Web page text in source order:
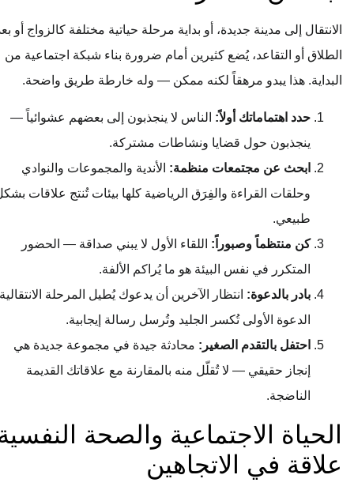
الانتقال إلى مدينة جديدة، أو بداية مرحلة حياتية مختلفة كالزواج أو بعد
الطلاق أو التقاعد، يُضع كثيرين أمام ضرورة بناء شبكة اجتماعية من
البداية. هذا يبدو مرهقاً لكنه ممكن — وله خارطة طريق واضحة.
حدد اهتماماتك أولاً:الناس لا ينجذبون إلى بعضهم عشوائياً —
ينجذبون حول قضايا ونشاطات مشتركة.
ابحث عن مجتمعات منظمة:الأندية والمجموعات والنوادي
وحلقات القراءة والفِرَق الرياضية كلها بيئات تُنتج علاقات بشكل
طبيعي.
كن منتظماً وصبوراً:اللقاء الأول لا يبني صداقة — الحضور
المتكرر في نفس البيئة هو ما يُراكم الألفة.
بادر بالدعوة:انتظار الآخرين أن يدعوك يُطيل المرحلة الانتقالية.
الدعوة الأولى تُكسر الجليد وتُرسل رسالة إيجابية.
احتفل بالتقدم الصغير:محادثة جيدة في مجموعة جديدة هي
إنجاز حقيقي — لا تُقلّل منه بالمقارنة مع علاقاتك القديمة
الناضجة.
الحياة الاجتماعية والصحة النفسية:
علاقة في الاتجاهين